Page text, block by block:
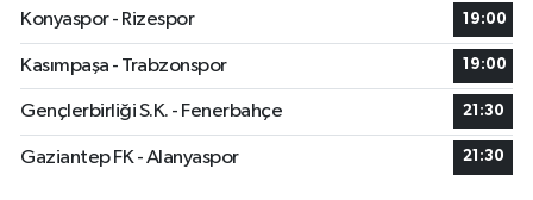
Konyaspor - Rizespor
19:00
Kasımpaşa - Trabzonspor 19:00
Gençlerbirliği S.K. - Fenerbahçe 21:30
Gaziantep FK - Alanyaspor 21:30